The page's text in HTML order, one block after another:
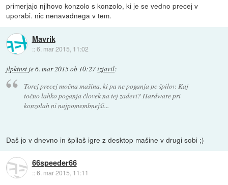
primerjajo njihovo konzolo s konzolo, ki je se vedno precej v
uporabi. nic nenavadnega v tem.
Mavrik
::6. mar 2015, 11:02
jlpktnst je6. mar 2015 ob 10:27izjavil:
Torej precej močna mašina, ki pa ne poganja pc špilov. Kaj
točno lahko poganja človek na tej zadevi? Hardware pri
konzolah ni najpomembnejši...
Daš jo v dnevno in špilaš igre z desktop mašine v drugi sobi ;)
66speeder66
::6. mar 2015, 11:11